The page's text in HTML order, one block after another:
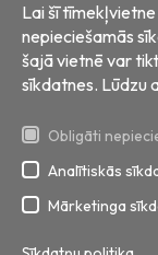
Visas tiesības
Izstrāde:BRIGHT
Lai šī
nepieciešamās
šajā vietnē var
sīkdatnes. Lūdzu
Obligāti
Analītiskās
Mārketinga